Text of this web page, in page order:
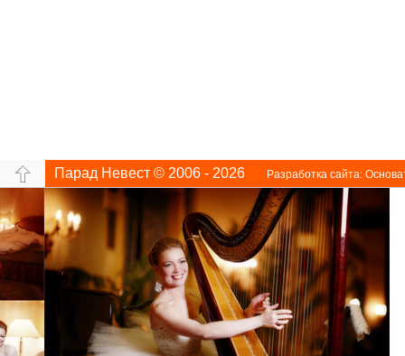
Парад Невест © 2006 - 2026 Разработка сайта: